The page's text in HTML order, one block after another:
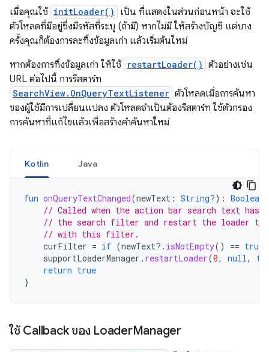
เมื่อคุณใช้ initLoader()
เป็น ที่แสดงในส่วนก่อนหน้า จะใช้
ตัวโหลดที่มีอยู่ซึ่งมีรหัสที่ระบุ (ถ้ามี) หากไม่มี ให้สร้างบัญชี แต่บาง
ครั้งคุณก็ต้องการละทิ้งข้อมูลเก่า แล้วเริ่มต้นใหม่
หากต้องการทิ้งข้อมูลเก่า ให้ใช้ restartLoader() ตัวอย่างเช่น
URL ต่อไปนี้ การรีสตาร์ท
SearchView.OnQueryTextListener ตัวโหลดเมื่อการค้นหา
ของผู้ใช้มีการเปลี่ยนแปลง ตัวโหลดจำเป็นต้องรีสตาร์ท ใช้ตัวกรอง
การค้นหาที่แก้ไขแล้วเพื่อสร้างคำค้นหาใหม่
Kotlin Java
fun onQueryTextChanged(newText : String?): Boolean
// Called when the action bar search text has
// the search filter and restart the loader to
// with this filter.
curFilter = if (newText?. isNotEmpty() == true
supportLoaderManager . restartLoader(0, null,
return true
}
ใช้ Callback ของ LoaderManager